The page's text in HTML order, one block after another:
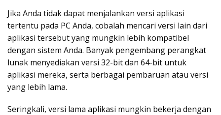
Jika Anda tidak dapat menjalankan versi aplikasi
tertentu pada PC Anda, cobalah mencari versi lain dari
aplikasi tersebut yang mungkin lebih kompatibel
dengan sistem Anda. Banyak pengembang perangkat
lunak menyediakan versi 32-bit dan 64-bit untuk
aplikasi mereka, serta berbagai pembaruan atau versi
yang lebih lama.
Seringkali, versi lama aplikasi mungkin bekerja dengan